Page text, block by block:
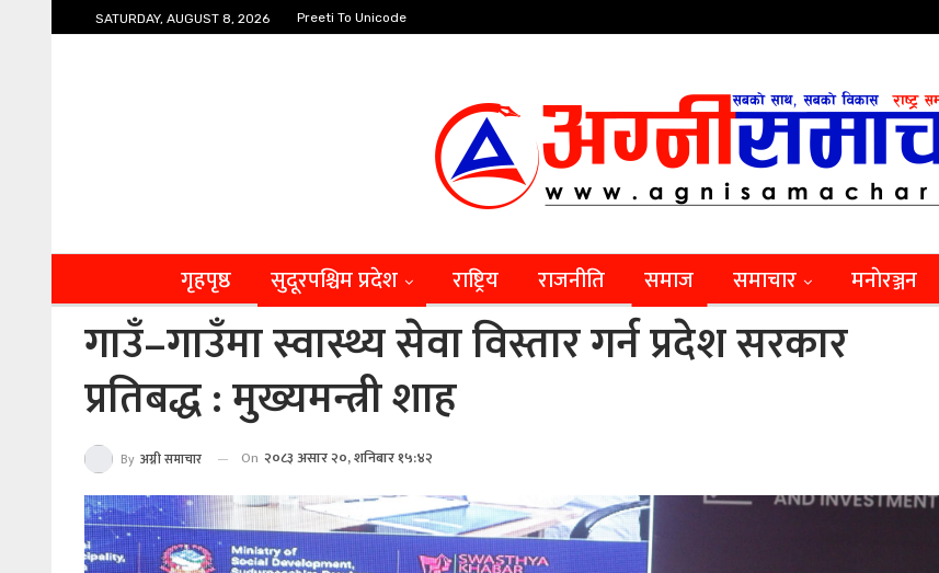
SATURDAY, AUGUST 8, 2026 Preeti To Unicode
गृहपृष्ठ सुदूरपश्चिम प्रदेश राष्ट्रिय राजनीति समाज समाचार मनाेरञ्जन
गाउँ–गाउँमा स्वास्थ्य सेवा विस्तार गर्न प्रदेश सरकार
प्रतिबद्ध : मुख्यमन्त्री शाह
By अग्नी समाचार On २०८३ असार २०, शनिबार १५:४२